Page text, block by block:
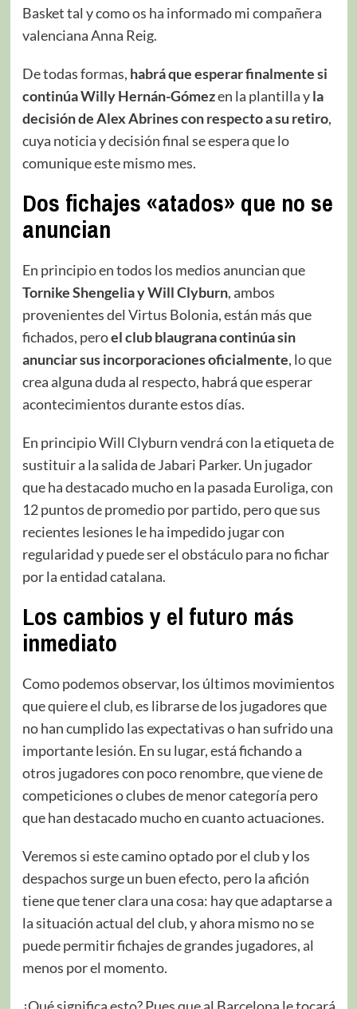
Basket tal y como os ha informado mi compañera
valenciana Anna Reig.
De todas formas, habrá que esperar finalmente si
continúa Willy Hernán-Gómezen la plantilla yla
decisión de Alex Abrines con respecto a su retiro,
cuya noticia y decisión final se espera que lo
comunique este mismo mes.
Dos fichajes «atados» que no se
anuncian
En principio en todos los medios anuncian que
Tornike Shengelia y Will Clyburn, ambos
provenientes del Virtus Bolonia, están más que
fichados, peroel club blaugrana continúa sin
anunciar sus incorporaciones oficialmente, lo que
crea alguna duda al respecto, habrá que esperar
acontecimientos durante estos días.
En principio Will Clyburn vendrá con la etiqueta de
sustituir a la salida de Jabari Parker. Un jugador
que ha destacado mucho en la pasada Euroliga, con
12 puntos de promedio por partido, pero que sus
recientes lesiones le ha impedido jugar con
regularidad y puede ser el obstáculo para no fichar
por la entidad catalana.
Los cambios y el futuro más
inmediato
Como podemos observar, los últimos movimientos
que quiere el club, es librarse de los jugadores que
no han cumplido las expectativas o han sufrido una
importante lesión. En su lugar, está fichando a
otros jugadores con poco renombre, que viene de
competiciones o clubes de menor categoría pero
que han destacado mucho en cuanto actuaciones.
Veremos si este camino optado por el club y los
despachos surge un buen efecto, pero la afición
tiene que tener clara una cosa: hay que adaptarse a
la situación actual del club, y ahora mismo no se
puede permitir fichajes de grandes jugadores, al
menos por el momento.